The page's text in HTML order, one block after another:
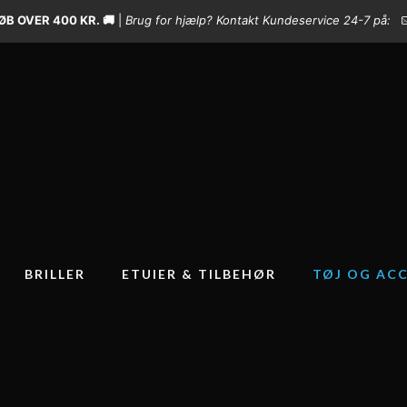
OVER 400 KR. 🚚 Brug for hjælp? Kontakt Kundeservice 24-7 på:
BRILLER ETUIER & TILBEHØR TØJ OG